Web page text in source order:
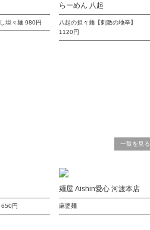
坦々麺 980円
らーめん 八起
八起の担々麺【刺激の地辛】
1120円
一覧を見る
650円
麺屋 Aishin愛心 河渡本店
麻婆麺